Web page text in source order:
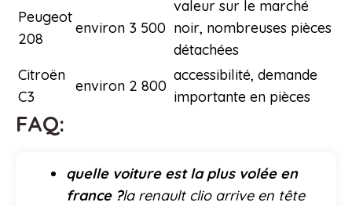
Peugeot
208
environ 3 500
valeur sur le marché
noir, nombreuses pièces
détachées
Citroën
C3
environ 2 800
accessibilité, demande
importante en pièces
FAQ:
quelle voiture est la plus volée en
france ?la renault clio arrive en tête